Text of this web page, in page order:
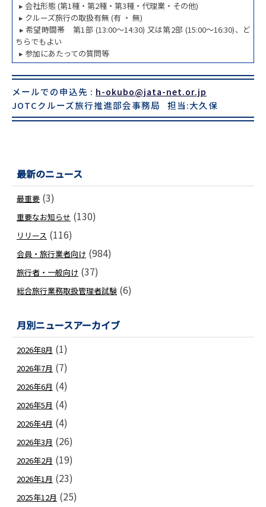
▸ 会社形態 (第1種・第2種・第3種・代理業・その他)
▸ クルーズ旅行の取扱有無 (有 ・ 無)
▸ 希望時間帯 第1部 (13:00～14:30) 又は第2部 (15:00～16:30)、ど
ちらでもよい
▸ 参加にあたっての質問等
メールでの申込先 : h-okubo@jata-net.or.jp
JOTCクルーズ旅行推進部会事務局 担当:大久保
最新のニュース
最重要 (3)
重要なお知らせ (130)
リリース (116)
会員・旅行業者向け (984)
旅行者・一般向け (37)
総合旅行業務取扱管理者試験 (6)
月別ニュースアーカイブ
2026年8月 (1)
2026年7月 (7)
2026年6月 (4)
2026年5月 (4)
2026年4月 (4)
2026年3月 (26)
2026年2月 (19)
2026年1月 (23)
2025年12月 (25)